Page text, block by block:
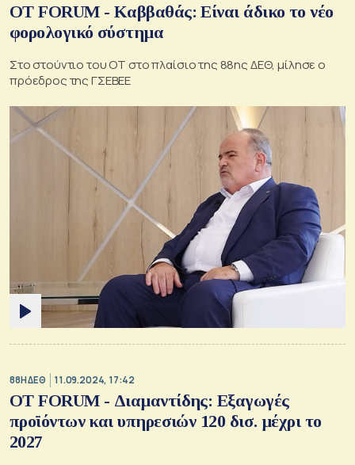
ΟΤ FORUM - Καββαθάς: Είναι άδικο το νέο
φορολογικό σύστημα
Στο στούντιο του ΟΤ στο πλαίσιο της 88ης ΔΕΘ, μίλησε ο
πρόεδρος της ΓΣΕΒΕΕ
88Η ΔΕΘ 11.09.2024, 17:42
OT FORUM - Διαμαντίδης: Εξαγωγές
προϊόντων και υπηρεσιών 120 δισ. μέχρι το
2027